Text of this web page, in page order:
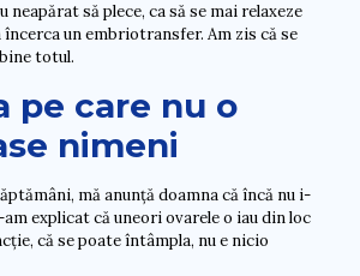
neapărat să plece, ca să se mai relaxeze
un embriotransfer. Am zis că se
totul.
pe care nu o
nimeni
mă anunță doamna că încă nu i-
explicat că uneori ovarele o iau din loc
că se poate întâmpla, nu e nicio